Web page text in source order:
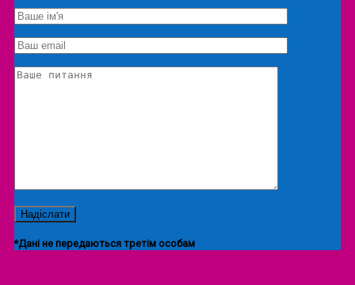
Екскурсія/локація
*Дані не передаються третім особам